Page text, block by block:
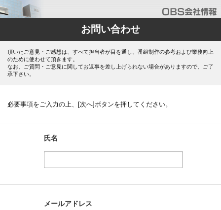
お問い合わせ
頂いたご意見・ご感想は、すべて担当者が目を通し、番組制作の参考および業務向上
のために使わせて頂きます。
なお、ご質問・ご意見に関してお返事を差し上げられない場合がありますので、ご了
承下さい。
必要事項をご入力の上、[次へ]ボタンを押してください。
氏名
メールアドレス